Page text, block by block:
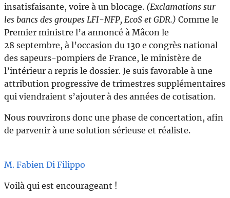
insatisfaisante, voire à un blocage. (Exclamations sur
les bancs des groupes LFI-NFP, EcoS et GDR.) Comme le
Premier ministre l’a annoncé à Mâcon le
28 septembre, à l’occasion du 130 e congrès national
des sapeurs-pompiers de France, le ministère de
l’intérieur a repris le dossier. Je suis favorable à une
attribution progressive de trimestres supplémentaires
qui viendraient s’ajouter à des années de cotisation.
Nous rouvrirons donc une phase de concertation, afin
de parvenir à une solution sérieuse et réaliste.
M. Fabien Di Filippo
Voilà qui est encourageant !